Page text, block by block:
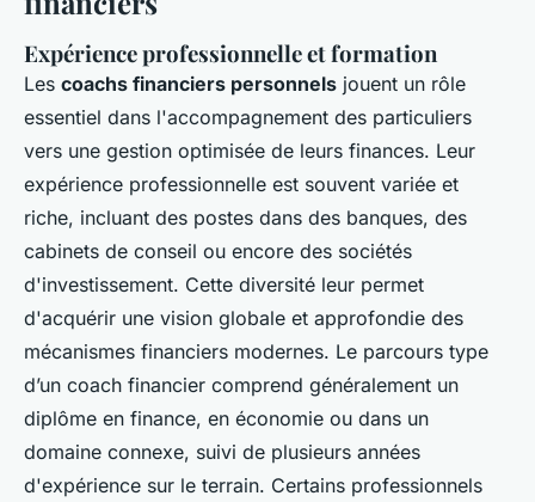
Expérience professionnelle et formation
Les coachs financiers personnels jouent un rôle
essentiel dans l'accompagnement des particuliers
vers une gestion optimisée de leurs finances. Leur
expérience professionnelle est souvent variée et
riche, incluant des postes dans des banques, des
cabinets de conseil ou encore des sociétés
d'investissement. Cette diversité leur permet
d'acquérir une vision globale et approfondie des
mécanismes financiers modernes. Le parcours type
d’un coach financier comprend généralement un
diplôme en finance, en économie ou dans un
domaine connexe, suivi de plusieurs années
d'expérience sur le terrain. Certains professionnels